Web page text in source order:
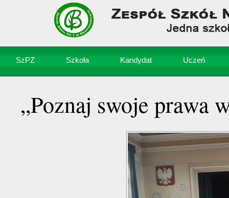
SzPZ Szkoła Kandydat Uczeń
„Poznaj swoje prawa